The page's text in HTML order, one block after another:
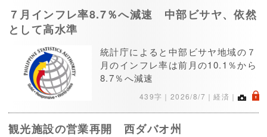
７月インフレ率8.7％へ減速 中部ビサヤ、依然
として高水準
統計庁によると中部ビサヤ地域の７
月のインフレ率は前月の10.1％から
8.7％へ減速
439字｜ 2026/8/7 ｜経済｜ .
観光施設の営業再開 西ダバオ州